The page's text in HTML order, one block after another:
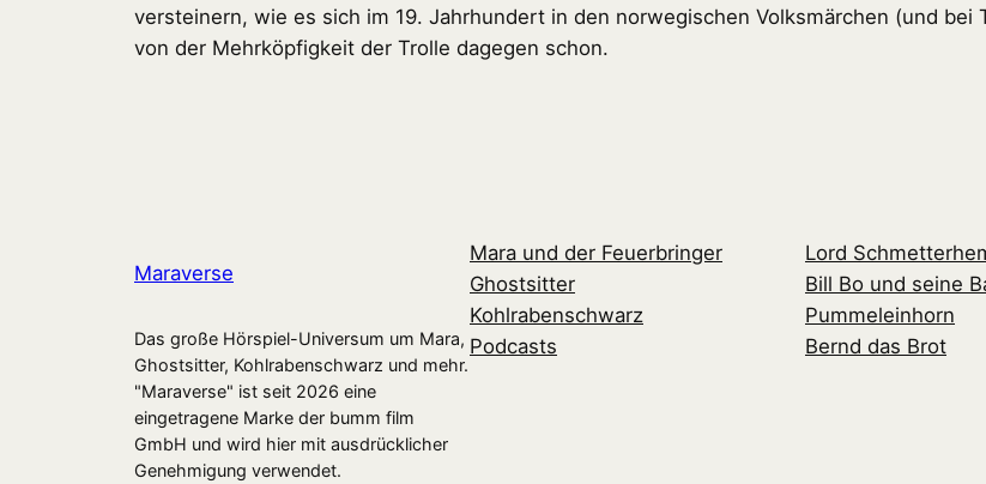
versteinern, wie es sich im 19. Jahrhundert in den norwegischen Volksmärchen (und
von der Mehrköpfigkeit der Trolle dagegen schon.
Maraverse
Das große Hörspiel-Universum um Mara,
Ghostsitter, Kohlrabenschwarz und mehr.
"Maraverse" ist seit 2026 eine
eingetragene Marke der bumm film
GmbH und wird hier mit ausdrücklicher
Genehmigung verwendet.
Mara und der Feuerbringer
Ghostsitter
Kohlrabenschwarz
Podcasts
Lord
Bill Bo und seine
Pummeleinhorn
Bernd das Brot